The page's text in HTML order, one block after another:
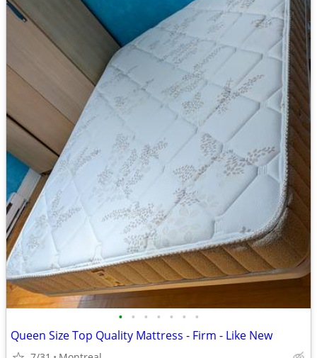
• • • • • • •
Queen Size Top Quality Mattress - Firm - Like New